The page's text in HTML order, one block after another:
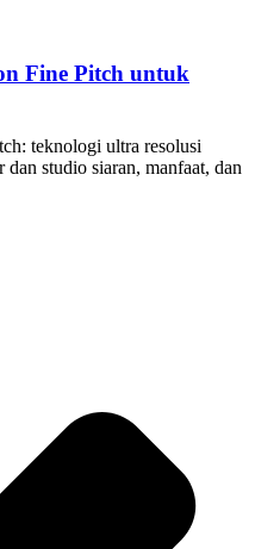
Fine Pitch untuk
teknologi ultra resolusi
studio siaran, manfaat, dan